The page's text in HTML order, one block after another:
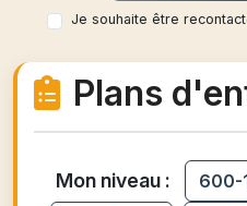
Je souhaite être
Plans
Mon niveau : 600-